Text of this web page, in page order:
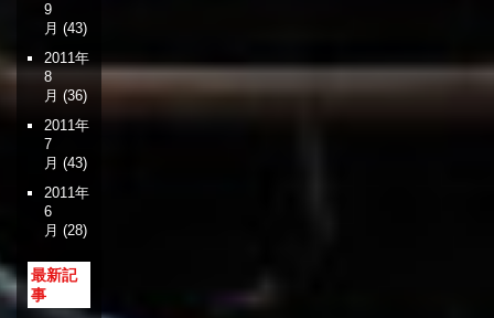
9
月 (43)
2011年
8
月 (36)
2011年
7
月 (43)
2011年
6
月 (28)
最新記
事